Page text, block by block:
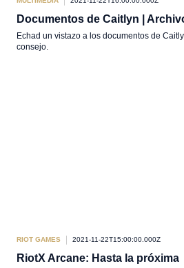
Documentos de Caitlyn |
Echad un vistazo a los documentos de
consejo.
RIOT GAMES 2021-11-22T15:00:00.000Z
RiotX Arcane: Hasta la próxima